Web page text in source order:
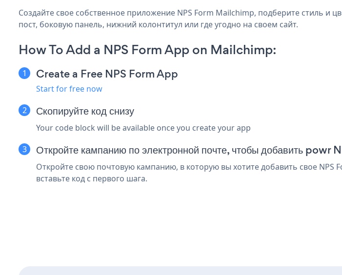
Создайте свое собственное приложение NPS Form Mailchimp, подберите стиль и
пост, боковую панель, нижний колонтитул или где угодно на своем сайт.
How To Add a NPS Form App on Mailchimp:
Create a Free NPS Form App
Start for free now
Скопируйте код снизу
Your code block will be available once you create your app
Откройте кампанию по электронной почте, чтобы добавить powr
Откройте свою почтовую кампанию, в которую вы хотите добавить свое
вставьте код с первого шага.